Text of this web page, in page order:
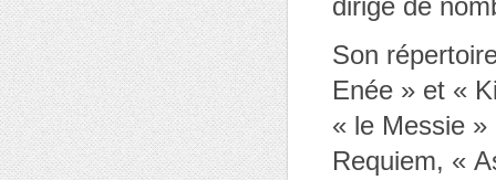
dirigé de
Son
Enée » et «
« le Messie
Requiem, «